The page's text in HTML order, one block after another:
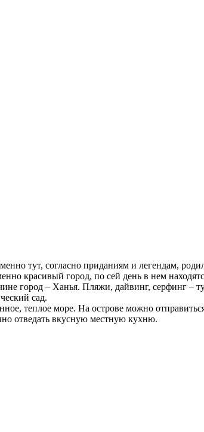
тут, согласно приданиям и легендам,
красивый город, по сей день в нем
город – Ханья. Пляжи, дайвинг, серфинг –
сад.
теплое море. На острове можно
отведать вкусную местную кухню.